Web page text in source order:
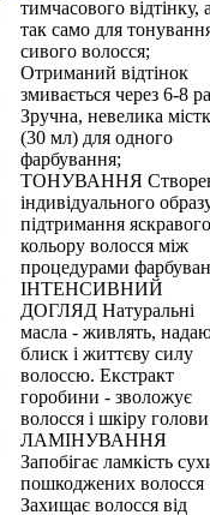
тимчасового відтінку,
так само для
сивого волосся;
Отриманий відтінок
змивається через 6-8
Зручна, невелика
(30 мл) для одного
фарбування;
ТОНУВАННЯ
індивідуального
підтримання яскравого
кольору волосся між
процедурами
ІНТЕНСИВНИЙ
ДОГЛЯД Натуральні
масла - живлять,
блиск і життєву силу
волоссю. Екстракт
горобини - зволожує
волосся і шкіру голови
ЛАМІНУВАННЯ
Запобігає ламкість
пошкоджених волосся
Захищає волосся від